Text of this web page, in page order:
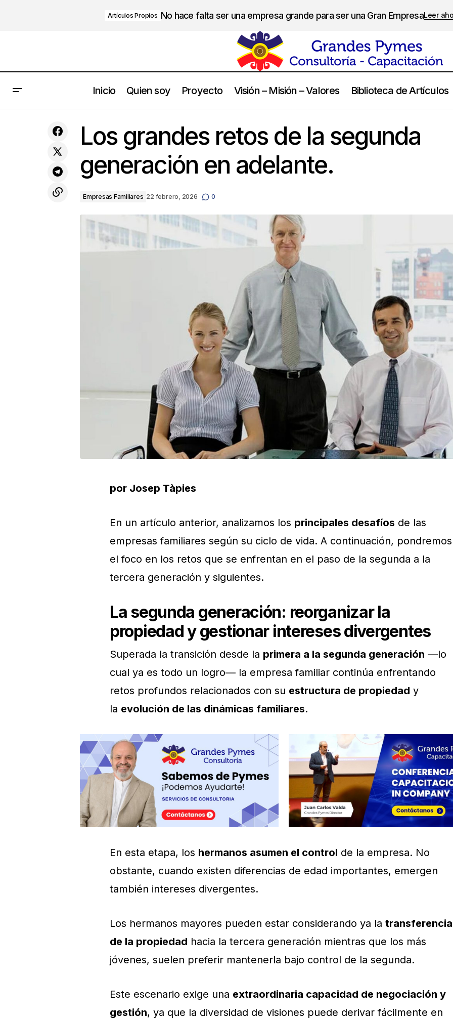
Artículos Propios No hace falta ser una empresa grande para ser una Gran EmpresaLeer
Inicio Quien soy Proyecto Visión – Misión – Valores Biblioteca de Artículos
Processes in Your SME
Los grandes retos de la segunda generación en
Los grandes retos de la segunda
generación en adelante.
Empresas Familiares 22 febrero, 2026 0
por Josep Tàpies
En un artículo anterior, analizamos los principales desafíos de las
empresas familiares según su ciclo de vida. A continuación, pondremos
el foco en los retos que se enfrentan en el paso de la segunda a la
tercera generación y siguientes.
La segunda generación: reorganizar la
propiedad y gestionar intereses divergentes
Superada la transición desde la primera a la segunda generación —lo
cual ya es todo un logro— la empresa familiar continúa enfrentando
retos profundos relacionados con su estructura de propiedad y
la evolución de las dinámicas familiares.
En esta etapa, los hermanos asumen el control de la empresa. No
obstante, cuando existen diferencias de edad importantes, emergen
también intereses divergentes.
Los hermanos mayores pueden estar considerando ya la transferencia
de la propiedad hacia la tercera generación mientras que los más
jóvenes, suelen preferir mantenerla bajo control de la segunda.
Este escenario exige una extraordinaria capacidad de negociación y
gestión, ya que la diversidad de visiones puede derivar fácilmente en